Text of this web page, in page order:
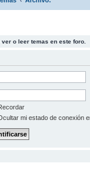
o leer temas en este foro.
mi estado de conexión